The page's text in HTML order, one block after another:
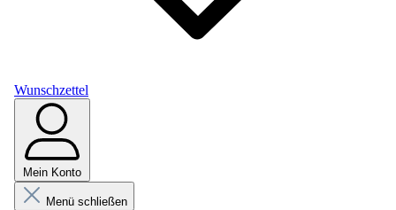
Wunschzettel
Mein Konto
Menü schließen